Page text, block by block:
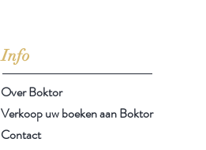
Info
Over Boktor
Verkoop uw boeken aan Boktor
Contact